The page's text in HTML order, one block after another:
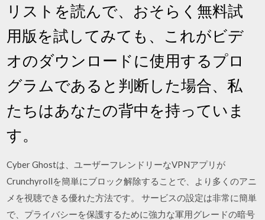
リストを読んで、おそらく無料試
用版を試してみても、これがビデ
オのダウンロードに使用するプロ
グラムであると判断した場合、私
たちはあなたの背中を持っていま
す。
Cyber Ghostは、ユーザーフレンドリーなVPNアプリが
Crunchyrollを簡単にブロック解除することで、より多くのアニ
メを視聴できる優れた方法です。 サービスの設定は非常に簡単
で、プライバシーを保護するために強力な軍用グレードの暗号